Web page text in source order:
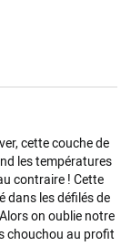
cette couche de
les températures
contraire ! Cette
dans les défilés de
on oublie notre
chouchou au profit